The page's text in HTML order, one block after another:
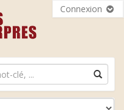
Connexion